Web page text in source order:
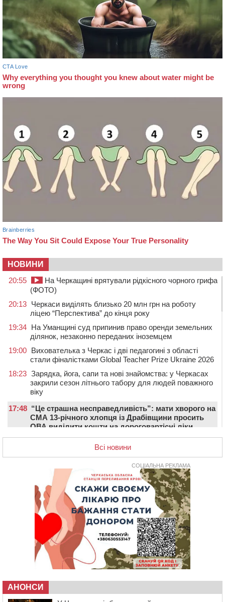
НОВИНИ
20:55
На Черкащині врятували рідкісного чорного грифа
(ФОТО)
20:13 Черкаси виділять близько 20 млн грн на роботу
ліцею “Перспектива” до кінця року
19:34 На Уманщині суд припинив право оренди земельних
ділянок, незаконно переданих іноземцем
19:00 Вихователька з Черкас і дві педагогині з області
стали фіналістками Global Teacher Prize Ukraine 2026
18:23 Зарядка, йога, сапи та нові знайомства: у Черкасах
закрили сезон літнього табору для людей поважного
віку
17:48 “Це страшна несправедливість”: мати хворого на
СМА 13-річного хлопця із Драбівщини просить
ОВА виділити кошти на дороговартісні ліки
На Уманщині судитимуть колишню очільницю відділу
освіти через закупівлю електрики за завищеною
У Черкасах провели в останню путь двох
загиблих воїнів
До 1 вересня у Черкасах оновлюють дорожню
розмітку біля навчальних закладів (ФОТОФАКТ)
На честь загиблого захисника і чемпіона світу в
Черкасах відкрили спортивно-реабілітаційний центр
На Звенигородщині, попри заборону міськради,
проведуть “Ше.Fest”
роботі електромереж та комунальних служб
14:02 На Черкащині намолотили перший мільйон тонн
Всі новини
СОЦІАЛЬНА РЕКЛАМА
АНОНСИ